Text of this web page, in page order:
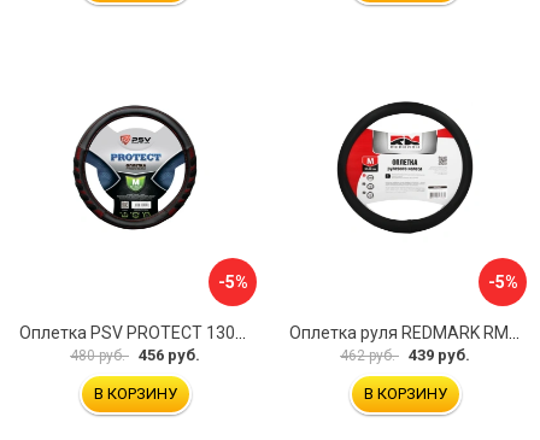
-5%
Оплетка PSV PROTECT 130503
480 руб. 456 руб.
В КОРЗИНУ
-5%
Оплетка руля REDMARK RM78002
462 руб. 439 руб.
В КОРЗИНУ